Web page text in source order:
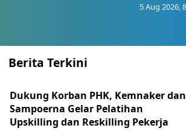
5 Aug 2026,
Berita Terkini
Dukung Korban PHK, Kemnaker dan
Sampoerna Gelar Pelatihan
Upskilling dan Reskilling Pekerja